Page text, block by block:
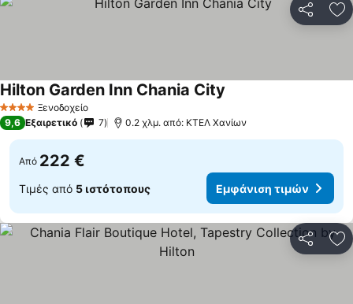
4 ΑστέριαΞενοδοχείο
Hilton Garden Inn Chania City
9,6 Εξαιρετικό 7 0.2 χλμ. από: ΚΤΕΛ Χανίων
Από 222 €
Τιμές από 5 ιστότοπους Εμφάνιση τιμών